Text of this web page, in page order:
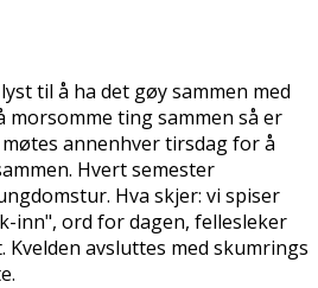
til å ha det gøy sammen med
morsomme ting sammen så er
annenhver tirsdag for å
Hvert semester
Hva skjer: vi spiser
inn", ord for dagen, fellesleker
avsluttes med skumrings